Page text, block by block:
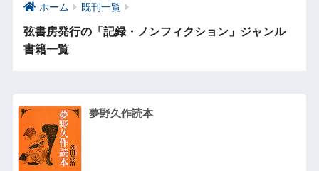
ホーム 既刊一覧
弦書房発行の「記録・ノンフィクション」ジャンル
書籍一覧
夢野久作読本